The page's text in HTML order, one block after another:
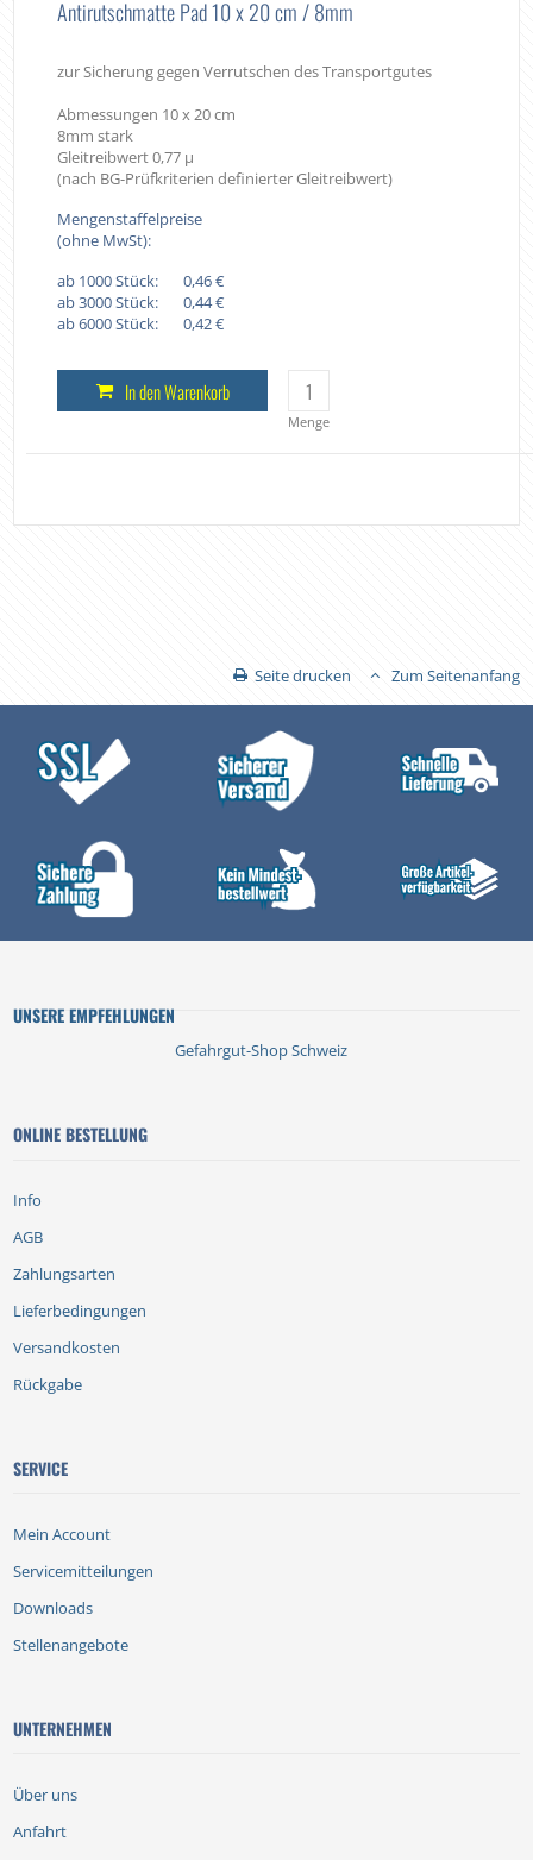
Antirutschmatte Pad 10 x 20 cm / 8mm
zur Sicherung gegen Verrutschen des Transportgutes
Abmessungen 10 x 20 cm
8mm stark
Gleitreibwert 0,77 µ
(nach BG-Prüfkriterien definierter Gleitreibwert)
Mengenstaffelpreise
(ohne MwSt):
ab 1000 Stück:
0,46 €
ab 3000 Stück:
0,44 €
ab 6000 Stück:
0,42 €
Menge
In den Warenkorb
Seite drucken Zum Seitenanfang
UNSERE EMPFEHLUNGEN
Gefahrgut-Shop Schweiz
ONLINE BESTELLUNG
Info
AGB
Zahlungsarten
Lieferbedingungen
Versandkosten
Rückgabe
SERVICE
Mein Account
Servicemitteilungen
Downloads
Stellenangebote
UNTERNEHMEN
Über uns
Anfahrt